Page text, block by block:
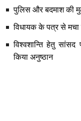
पुलिस और बदमाश की
विधायक के पत्र से
विश्वशान्ति हेतु
किया अनुष्ठान